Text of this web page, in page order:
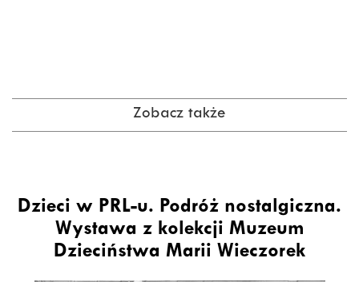
Zobacz także
Dzieci w PRL-u. Podróż nostalgiczna.
Wystawa z kolekcji Muzeum
Dzieciństwa Marii Wieczorek